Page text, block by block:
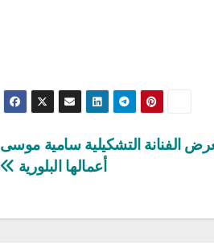
الفنانة التشكيلية سامية موسى
أعمالها البلورية